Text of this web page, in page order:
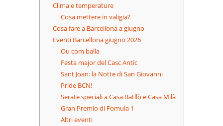
Clima e temperature
Cosa mettere in valigia?
Cosa fare a Barcellona a giugno
Eventi Barcellona giugno 2026
Ou com balla
Festa major del Casc Antic
Sant Joan: la Notte di San Giovanni
Pride BCN!
Serate speciali a Casa Batllò e Casa Milà
Gran Premio di Fomula 1
Altri eventi